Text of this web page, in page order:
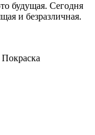
будущая. Сегодня
и безразличная.